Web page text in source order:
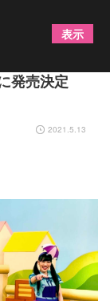
ょきぱーて
発売決定
2021.5.13
表示